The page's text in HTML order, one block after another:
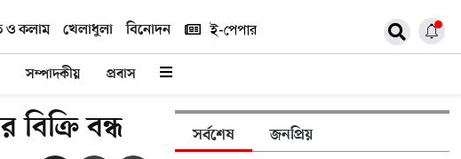
ও কলাম খেলাধুলা বিনোদন ই-পেপার
সম্পাদকীয় প্রবাস
বন্ধ সর্বশেষ জনপ্রিয়